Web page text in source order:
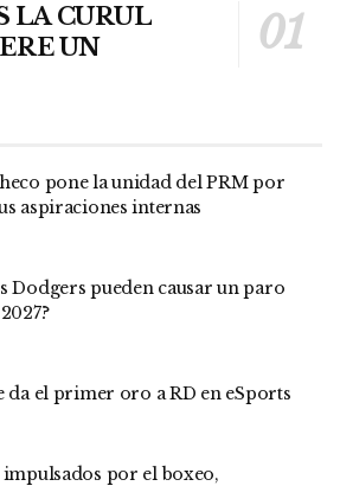
LA CURUL
UN
pone la unidad del PRM por
aspiraciones internas
Dodgers pueden causar un paro
da el primer oro a RD en eSports
impulsados por el boxeo,